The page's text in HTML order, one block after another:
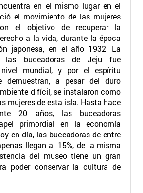
en el mismo lugar en el
el movimiento de las mujeres
el objetivo de recuperar la
a la vida, durante la época
japonesa, en el año 1932. La
las buceadoras de Jeju fue
mundial, y por el espíritu
demuestran, a pesar del duro
difícil, se instalaron como
mujeres de esta isla. Hasta hace
20 años, las buceadoras
primordial en la economía
en día, las buceadoras de entre
llegan al 15%, de la misma
del museo tiene un gran
poder conservar la cultura de